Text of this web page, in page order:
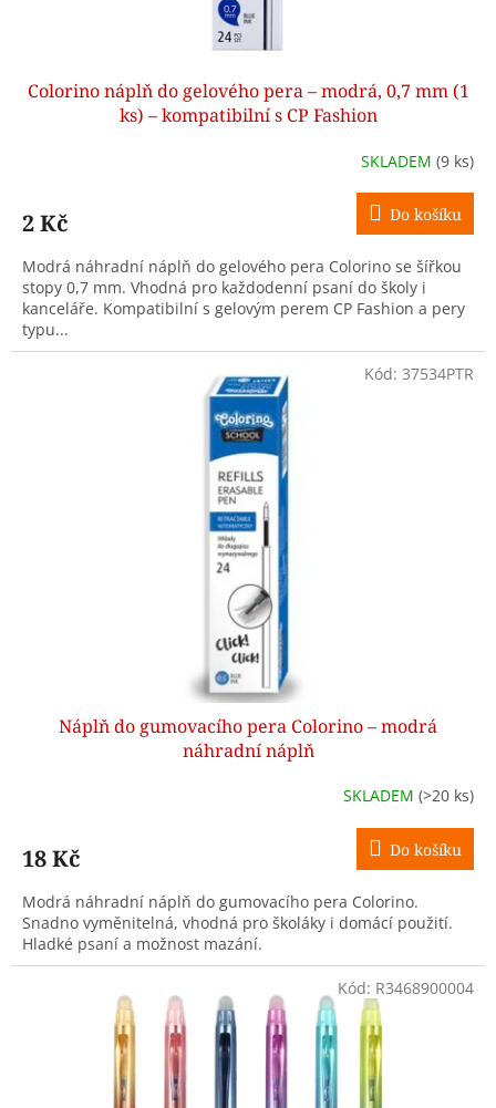
Colorino náplň do gelového pera – modrá, 0,7 mm (1
ks) – kompatibilní s CP Fashion
SKLADEM (9 ks)
2 Kč Do košíku
Modrá náhradní náplň do gelového pera Colorino se šířkou
stopy 0,7 mm. Vhodná pro každodenní psaní do školy i
kanceláře. Kompatibilní s gelovým perem CP Fashion a pery
typu...
Náplň do gumovacího pera Colorino – modrá
náhradní náplň
SKLADEM (>20 ks)
18 Kč Do košíku
Modrá náhradní náplň do gumovacího pera Colorino.
Snadno vyměnitelná, vhodná pro školáky i domácí použití.
Hladké psaní a možnost mazání.
Kód: 37534PTR
Kód: R3468900004